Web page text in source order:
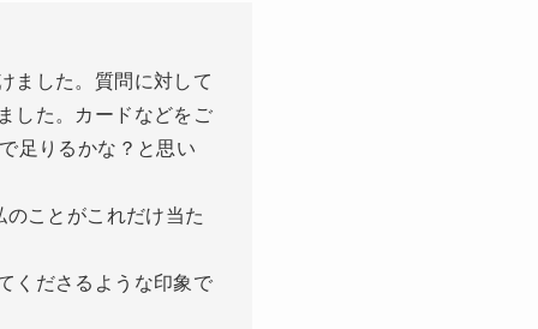
ました。質問に対して
した。カードなどをご
足りるかな？と思い
ことがこれだけ当た
くださるような印象で